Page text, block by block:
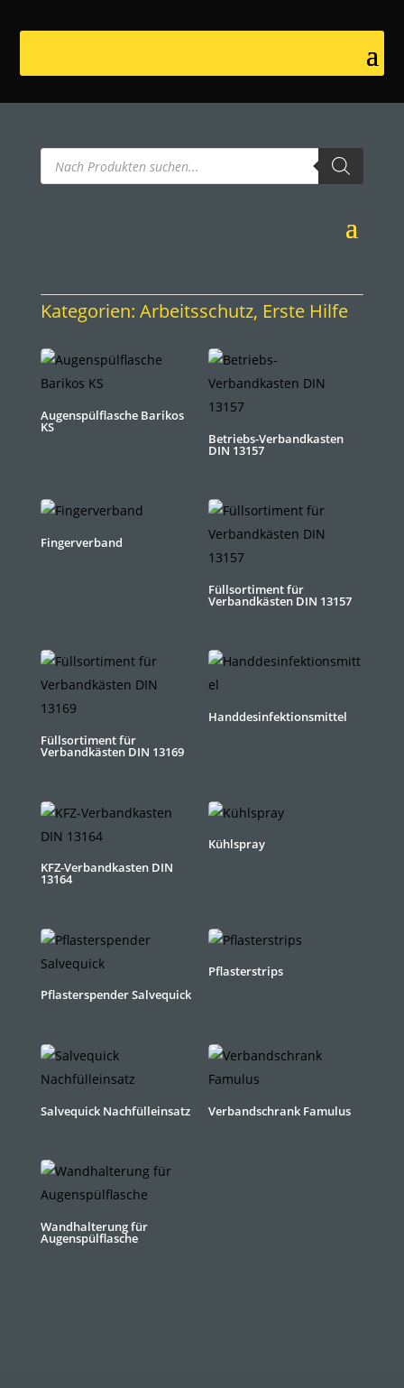
Products
search
Kategorien: Arbeitsschutz, Erste Hilfe
Augenspülflasche Barikos
KS
Betriebs-Verbandkasten
DIN 13157
Fingerverband
Füllsortiment für
Verbandkästen DIN 13157
Füllsortiment für
Verbandkästen DIN 13169
Handdesinfektionsmittel
KFZ-Verbandkasten DIN
13164
Kühlspray
Pflasterspender Salvequick
Pflasterstrips
Salvequick Nachfülleinsatz Verbandschrank Famulus
Wandhalterung für
Augenspülflasche